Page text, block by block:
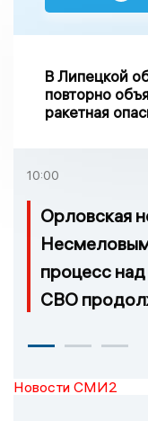
В Липецкой
повторно
ракетная
10:00
Орловская
процесс
СВО
Новости СМИ2